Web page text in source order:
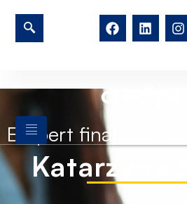
Ekspert finansowy
Katarzyna